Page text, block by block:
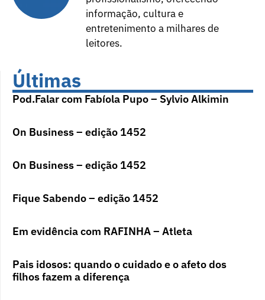
informação, cultura e
entretenimento a milhares de
leitores.
Últimas
Pod.Falar com Fabíola Pupo – Sylvio Alkimin
On Business – edição 1452
On Business – edição 1452
Fique Sabendo – edição 1452
Em evidência com RAFINHA – Atleta
Pais idosos: quando o cuidado e o afeto dos
filhos fazem a diferença